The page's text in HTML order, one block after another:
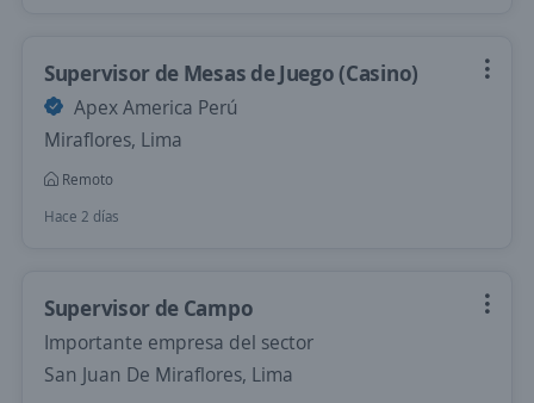
Supervisor de Mesas de Juego (Casino)
Apex America Perú
Miraflores, Lima
Remoto
Hace 2 días
Supervisor de Campo
Importante empresa del sector
San Juan De Miraflores, Lima